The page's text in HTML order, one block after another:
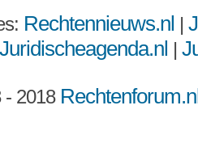
Rechtennieuws.nl |
Juridischeagenda.nl |
2018